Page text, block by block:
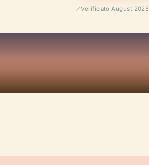
Verificato August 2025